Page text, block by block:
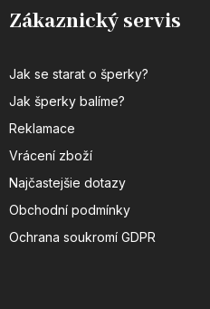
Zákaznický servis
Jak se starat o šperky?
Jak šperky balíme?
Reklamace
Vrácení zboží
Najčastejšie dotazy
Obchodní podmínky
Ochrana soukromí GDPR